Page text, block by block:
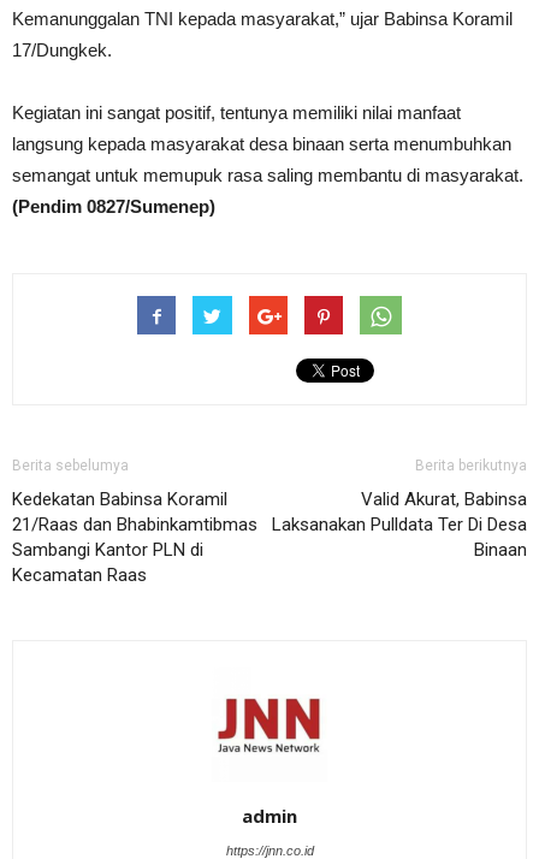
Kemanunggalan TNI kepada masyarakat,” ujar Babinsa Koramil
17/Dungkek.
Kegiatan ini sangat positif, tentunya memiliki nilai manfaat
langsung kepada masyarakat desa binaan serta menumbuhkan
semangat untuk memupuk rasa saling membantu di masyarakat.
(Pendim 0827/Sumenep)
Berita sebelumya
Kedekatan Babinsa Koramil
21/Raas dan Bhabinkamtibmas
Sambangi Kantor PLN di
Kecamatan Raas
Berita berikutnya
Valid Akurat, Babinsa
Laksanakan Pulldata Ter Di Desa
Binaan
admin
https://jnn.co.id